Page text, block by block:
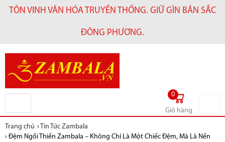
TÔN VINH VĂN HÓA TRUYỀN THỐNG. GIỮ GÌN BẢN SẮC
ĐÔNG PHƯƠNG.
0
Giỏ hàng
Trang chủ ›
Tin Tức Zambala
› Đệm Ngồi Thiền Zambala – Không Chỉ Là Một Chiếc Đệm, Mà Là Nền